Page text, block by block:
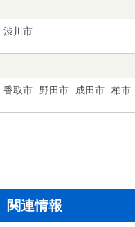
渋川市
香取市 野田市 成田市 柏市
関連情報